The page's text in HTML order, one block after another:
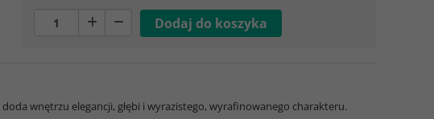
doda wnętrzu elegancji, głębi i wyrazistego, wyrafinowanego charakteru.